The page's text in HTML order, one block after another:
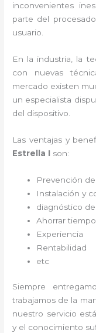
inconvenientes
parte del
usuario.
En la industria, la
con nuevas
mercado existen
un especialista
del dispositivo.
Las ventajas y
Estrella I son:
Prevención
Instalación y
diagnóstico
Ahorrar tiempo
Experiencia
Rentabilidad
etc
Siempre
trabajamos de la
nuestro servicio
y el conocimiento